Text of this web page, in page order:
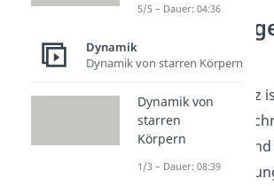
verstehen
Die Kreisfrequenz
Größe in der
Schwingungen und
sich mit
5/5 – Dauer: 04:36
Dynamik
Dynamik von starren Körpern
Dynamik von
starren
Körpern
1/3 – Dauer: 08:39